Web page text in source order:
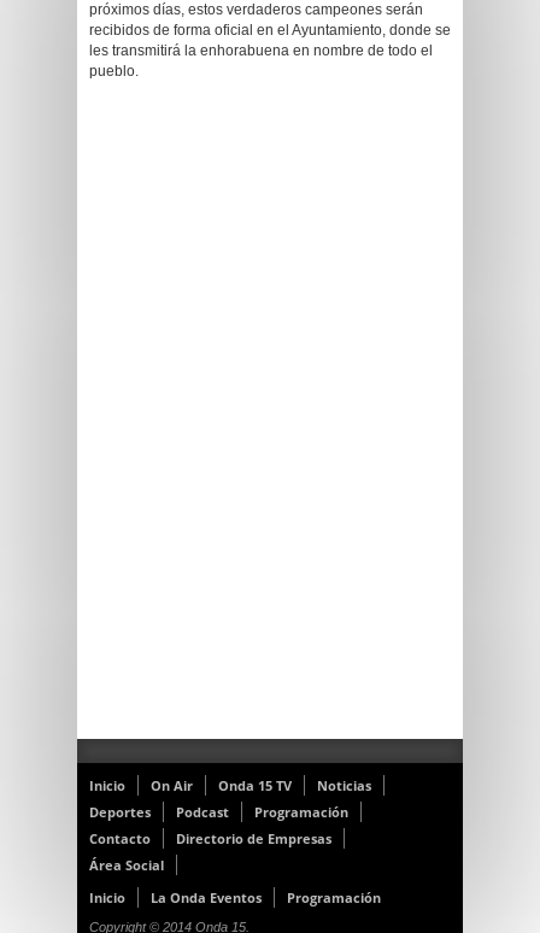
próximos días, estos verdaderos campeones serán
recibidos de forma oficial en el Ayuntamiento, donde se
les transmitirá la enhorabuena en nombre de todo el
pueblo.
Inicio On Air Onda 15 TV
Noticias
Deportes
Podcast
Programación
Contacto
Directorio de Empresas
Área Social
Inicio
La Onda Eventos Programación
Copyright © 2014 Onda 15.